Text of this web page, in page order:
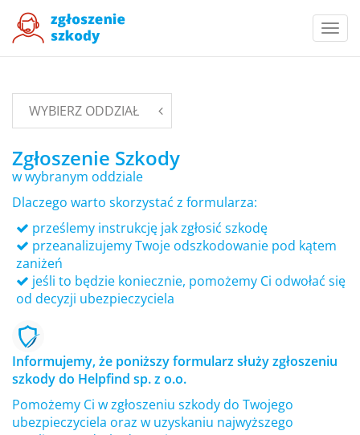
WYBIERZ ODDZIAŁ
Zgłoszenie Szkody
w wybranym oddziale
Dlaczego warto skorzystać z formularza:
prześlemy instrukcję jak zgłosić szkodę
przeanalizujemy Twoje odszkodowanie pod kątem
zaniżeń
jeśli to będzie koniecznie, pomożemy Ci odwołać się
od decyzji ubezpieczyciela
Informujemy, że poniższy formularz służy zgłoszeniu
szkody do Helpfind sp. z o.o.
Pomożemy Ci w zgłoszeniu szkody do Twojego
ubezpieczyciela oraz w uzyskaniu najwyższego